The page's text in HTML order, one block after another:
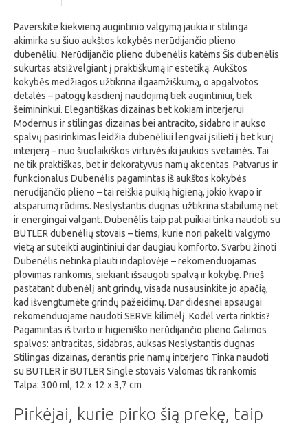
Paverskite kiekvieną augintinio valgymą jaukia ir stilinga
akimirka su šiuo aukštos kokybės nerūdijančio plieno
dubenėliu. Nerūdijančio plieno dubenėlis katėms Šis dubenėlis
sukurtas atsižvelgiant į praktiškumą ir estetiką. Aukštos
kokybės medžiagos užtikrina ilgaamžiškumą, o apgalvotos
detalės – patogų kasdienį naudojimą tiek augintiniui, tiek
šeimininkui. Elegantiškas dizainas bet kokiam interjerui
Modernus ir stilingas dizainas bei antracito, sidabro ir aukso
spalvų pasirinkimas leidžia dubenėliui lengvai įsilieti į bet kurį
interjerą – nuo šiuolaikiškos virtuvės iki jaukios svetainės. Tai
ne tik praktiškas, bet ir dekoratyvus namų akcentas. Patvarus ir
funkcionalus Dubenėlis pagamintas iš aukštos kokybės
nerūdijančio plieno – tai reiškia puikią higieną, jokio kvapo ir
atsparumą rūdims. Neslystantis dugnas užtikrina stabilumą net
ir energingai valgant. Dubenėlis taip pat puikiai tinka naudoti su
BUTLER dubenėlių stovais – tiems, kurie nori pakelti valgymo
vietą ar suteikti augintiniui dar daugiau komforto. Svarbu žinoti
Dubenėlis netinka plauti indaplovėje – rekomenduojamas
plovimas rankomis, siekiant išsaugoti spalvą ir kokybę. Prieš
pastatant dubenėlį ant grindų, visada nusausinkite jo apačią,
kad išvengtumėte grindų pažeidimų. Dar didesnei apsaugai
rekomenduojame naudoti SERVE kilimėlį. Kodėl verta rinktis?
Pagamintas iš tvirto ir higieniško nerūdijančio plieno Galimos
spalvos: antracitas, sidabras, auksas Neslystantis dugnas
Stilingas dizainas, derantis prie namų interjero Tinka naudoti
su BUTLER ir BUTLER Single stovais Valomas tik rankomis
Talpa: 300 ml, 12 x 12 x 3,7 cm
Pirkėjai, kurie pirko šią prekę, taip